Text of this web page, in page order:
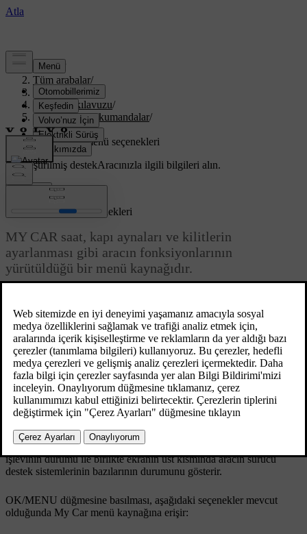
Destek
Tüm arabalar/
XC70 2016/
Kullanıcı kılavuzu/
Göstergeler ve kumandalar/
Aracım/
MY CAR - menü seçenekleri
Özelleştirilmiş destekAracınızla ilgili bilgileri alın.
MY CAR - menü seçenekleri
MY CAR saat, kapı aynaları ve kilitlerin
ayarlanması gibi aracın fonksiyonlarının
yürütüldüğü bir menü kaynağıdır.
MY CAR normal görünüm örneği.
MY CAR normal görünümüne gitmek için orta konsolda
düğmesine basın. Normal görünüm ekranın alt kısmında Start/Stop
işlevinin durumu ile birlikte ekranın üst kısmında aracın sürücü
destek sistemlerinin bazılarının durumunu gösterir.
OK/MENU düğmesine basılması, aşağıdaki seçenekler mevcut
olduğunda My Car menü kaynağına erişir: